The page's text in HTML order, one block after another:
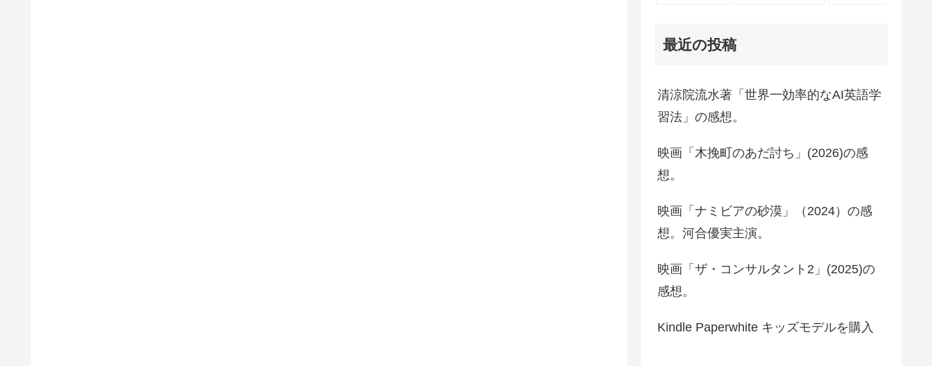
最近の投稿
清涼院流水著「世界一効率的なAI英語学
習法」の感想。
映画「木挽町のあだ討ち」(2026)の感
想。
映画「ナミビアの砂漠」（2024）の感
想。河合優実主演。
映画「ザ・コンサルタント2」(2025)の
感想。
Kindle Paperwhite キッズモデルを購入